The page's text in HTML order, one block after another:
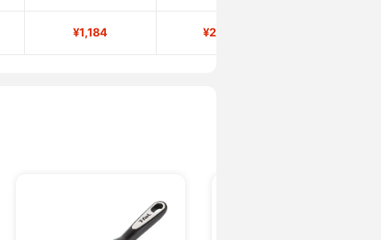
¥1,184 ¥2,860